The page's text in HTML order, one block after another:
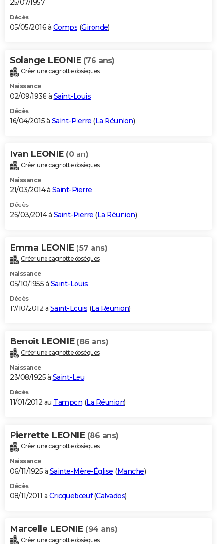
25/07/1957
Décès
05/05/2016 à Comps (Gironde)
Solange LEONIE (76 ans)
Créer une cagnotte obsèques
Naissance
02/09/1938 à Saint-Louis
Décès
16/04/2015 à Saint-Pierre (La Réunion)
Ivan LEONIE (0 an)
Créer une cagnotte obsèques
Naissance
21/03/2014 à Saint-Pierre
Décès
26/03/2014 à Saint-Pierre (La Réunion)
Emma LEONIE (57 ans)
Créer une cagnotte obsèques
Naissance
05/10/1955 à Saint-Louis
Décès
17/10/2012 à Saint-Louis (La Réunion)
Benoit LEONIE (86 ans)
Créer une cagnotte obsèques
Naissance
23/08/1925 à Saint-Leu
Décès
11/01/2012 au Tampon (La Réunion)
Pierrette LEONIE (86 ans)
Créer une cagnotte obsèques
Naissance
06/11/1925 à Sainte-Mère-Église (Manche)
Décès
08/11/2011 à Cricquebœuf(Calvados)
Marcelle LEONIE (94 ans)
Créer une cagnotte obsèques